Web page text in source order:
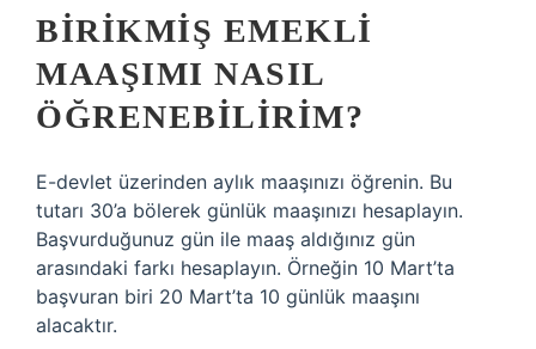
BIRIKMIŞ EMEKLI
MAAŞIMI NASIL
ÖĞRENEBILIRIM?
E-devlet üzerinden aylık maaşınızı öğrenin. Bu
tutarı 30’a bölerek günlük maaşınızı hesaplayın.
Başvurduğunuz gün ile maaş aldığınız gün
arasındaki farkı hesaplayın. Örneğin 10 Mart’ta
başvuran biri 20 Mart’ta 10 günlük maaşını
alacaktır.